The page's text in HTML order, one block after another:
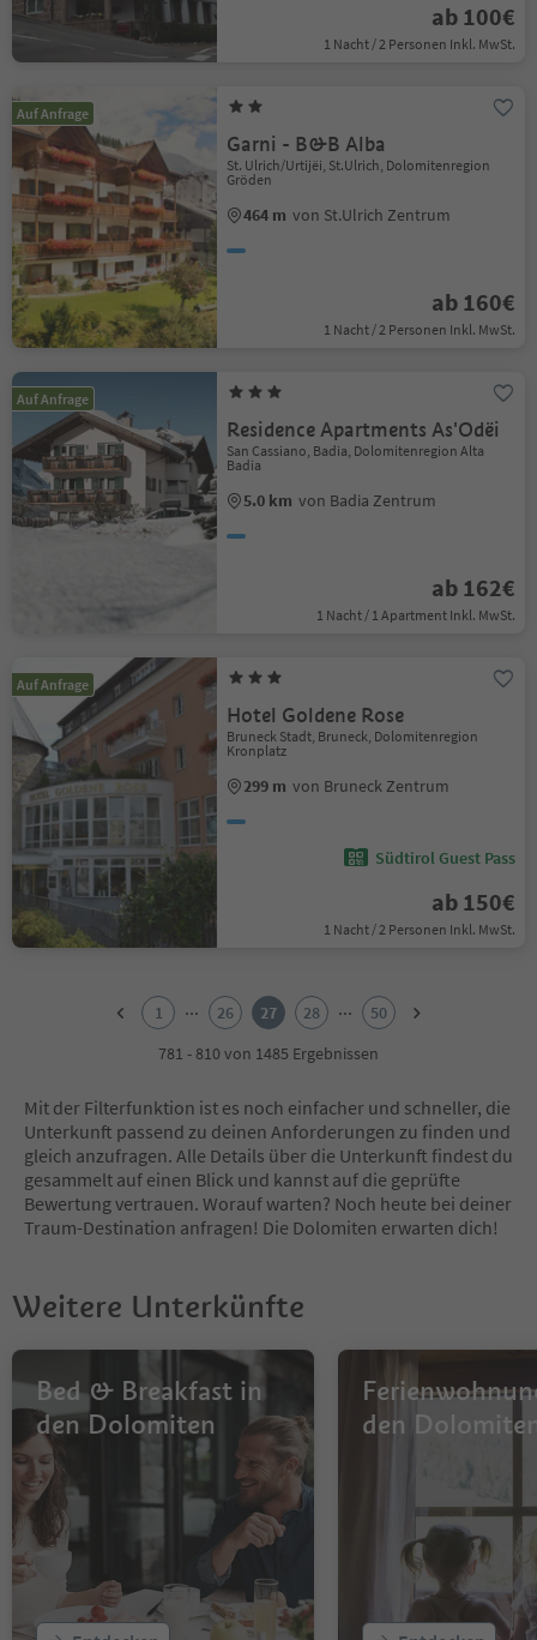
ab 100€
1 Nacht / 2 Personen Inkl. MwSt.
Auf Anfrage
Garni - B&B Alba
St. Ulrich/Urtijëi, St.Ulrich, Dolomitenregion
Gröden
464 m von St.Ulrich Zentrum
ab 160€
1 Nacht / 2 Personen Inkl. MwSt.
Auf Anfrage
Residence Apartments As'Odëi
San Cassiano, Badia, Dolomitenregion Alta
Badia
5.0 km von Badia Zentrum
ab 162€
1 Nacht / 1 Apartment Inkl. MwSt.
Auf Anfrage
Hotel Goldene Rose
Bruneck Stadt, Bruneck, Dolomitenregion
Kronplatz
299 m von Bruneck Zentrum
Südtirol Guest Pass
ab 150€
1 Nacht / 2 Personen Inkl. MwSt.
10
11
12
14
15
17
18
19
20
21
22
24
25
26
28
1 ... 26 27 28 ...
50
781 - 810 von 1485 Ergebnissen
Mit der Filterfunktion ist es noch einfacher und schneller, die
Unterkunft passend zu deinen Anforderungen zu finden und
gleich anzufragen. Alle Details über die Unterkunft findest du
gesammelt auf einen Blick und kannst auf die geprüfte
Bewertung vertrauen. Worauf warten? Noch heute bei deiner
Traum-Destination anfragen! Die Dolomiten erwarten dich!
Weitere Unterkünfte
Bed & Breakfast in
den Dolomiten
den